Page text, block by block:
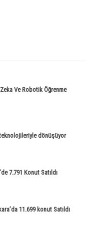
Ve Robotik Öğrenme
dönüşüyor
7.791 Konut Satıldı
11.699 konut Satıldı